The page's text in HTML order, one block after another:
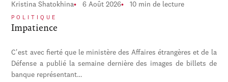
Kristina Shatokhina 6 Août 2026 10 min de lecture
POLITIQUE
Impatience
C'est avec fierté que le ministère des Affaires étrangères et de la
Défense a publié la semaine dernière des images de billets de
banque représentant…